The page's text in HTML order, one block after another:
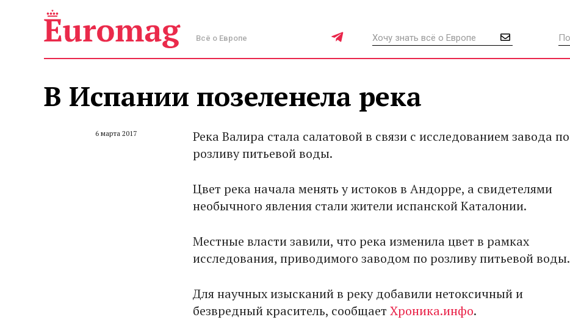
Всё о Европе
В Испании позеленела река
6 марта 2017
Река Валира стала салатовой в связи с исследованием завода по
розливу питьевой воды.
Цвет река начала менять у истоков в Андорре, а свидетелями
необычного явления стали жители испанской Каталонии.
Местные власти завили, что река изменила цвет в рамках
исследования, приводимого заводом по розливу питьевой воды.
Для научных изысканий в реку добавили нетоксичный и
безвредный краситель, сообщает Хроника.инфо.